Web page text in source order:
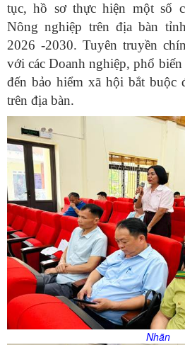
tục, hồ sơ thực hiện một số
Nông nghiệp trên địa bàn
2026 -2030. Tuyên truyền
với các Doanh nghiệp, phổ
đến bảo hiểm xã hội bắt
trên địa bàn.
Nhãn